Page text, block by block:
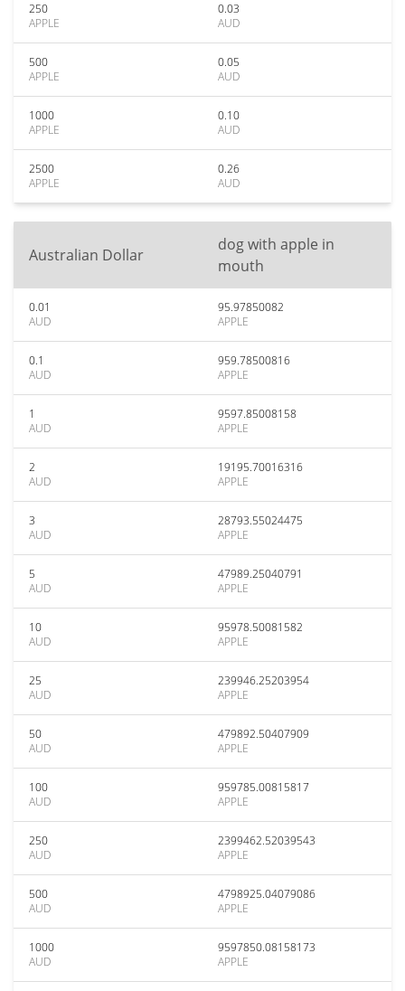
250
APPLE
0.03
AUD
500
APPLE
0.05
AUD
1000
APPLE
0.10
AUD
2500
APPLE
0.26
AUD
Australian Dollar
dog with apple in
mouth
0.01
AUD
95.97850082
APPLE
0.1
AUD
959.78500816
APPLE
1
AUD
9597.85008158
APPLE
2
AUD
19195.70016316
APPLE
3
AUD
28793.55024475
APPLE
5
AUD
47989.25040791
APPLE
10
AUD
95978.50081582
APPLE
25
AUD
239946.25203954
APPLE
50
AUD
479892.50407909
APPLE
100
AUD
959785.00815817
APPLE
250
AUD
2399462.52039543
APPLE
500
AUD
4798925.04079086
APPLE
1000
AUD
9597850.08158173
APPLE